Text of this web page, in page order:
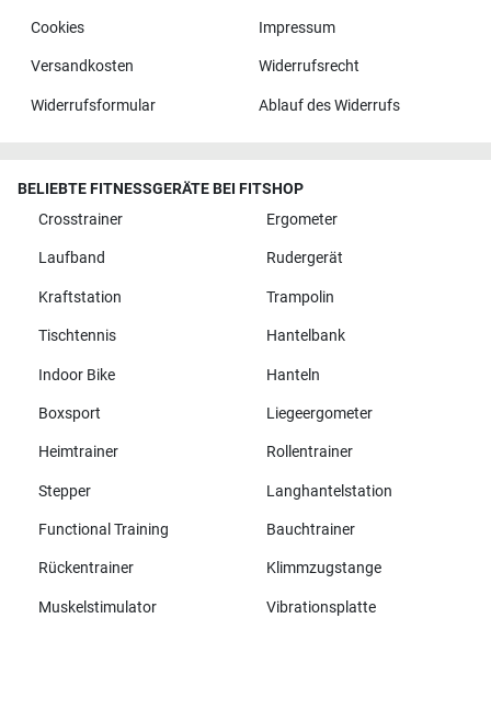
Cookies Impressum
Versandkosten Widerrufsrecht
Widerrufsformular Ablauf des Widerrufs
BELIEBTE FITNESSGERÄTE BEI FITSHOP
Crosstrainer
Ergometer
Laufband Rudergerät
Kraftstation Trampolin
Tischtennis Hantelbank
Indoor Bike Hanteln
Boxsport Liegeergometer
Heimtrainer Rollentrainer
Stepper Langhantelstation
Functional Training Bauchtrainer
Rückentrainer Klimmzugstange
Muskelstimulator Vibrationsplatte